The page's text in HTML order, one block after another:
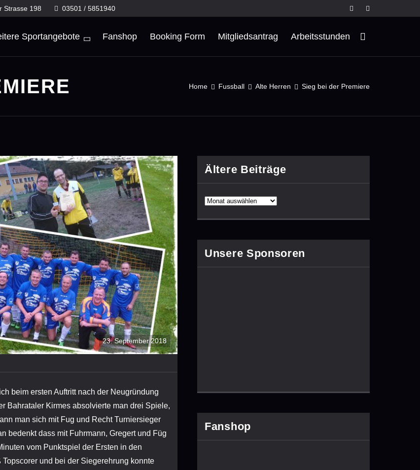
Strasse 198 03501 / 5851940
Sportangebote Fanshop Booking Form Mitgliedsantrag Arbeitsstunden
Home Fussball Alte Herren Sieg bei der Premiere
23. September 2018
beim ersten Auftritt nach der Neugründung
Bahrataler Kirmes absolvierte man drei Spiele,
man sich mit Fug und Recht Turniersieger
bedenkt dass mit Fuhrmann, Gregert und Füg
vom Punktspiel der Ersten in den
und bei der Siegerehrung konnte
Ältere Beiträge
Unsere Sponsoren
Fanshop